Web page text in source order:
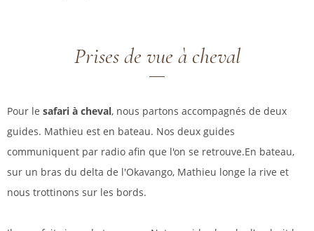
Prises de vue à cheval
Pour le safari à cheval, nous partons accompagnés de deux
guides. Mathieu est en bateau. Nos deux guides
communiquent par radio afin que l'on se retrouve.En bateau,
sur un bras du delta de l'Okavango, Mathieu longe la rive et
nous trottinons sur les bords.